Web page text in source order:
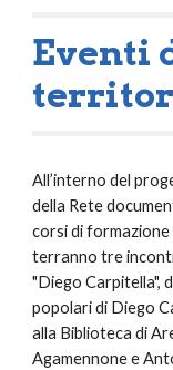
Eventi
All’interno del
della Rete
corsi di formazione
terranno tre
"Diego Carpitella",
popolari di Diego
alla Biblioteca di
Agamennone e